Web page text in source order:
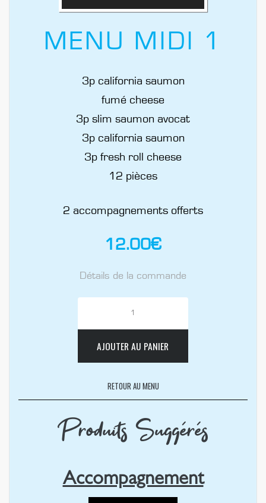
MENU MIDI 1
3p california saumon
fumé cheese
3p slim saumon avocat
3p california saumon
3p fresh roll cheese
12 pièces
2 accompagnements offerts
12.00€
Détails de la commande
AJOUTER AU PANIER
RETOUR AU MENU
Produits Suggérés
Accompagnement